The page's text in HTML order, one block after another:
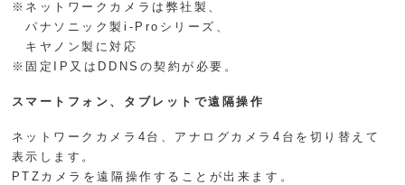
※ネットワークカメラは弊社製、
パナソニック製i-Proシリーズ、
キヤノン製に対応
※固定IP又はDDNSの契約が必要。
スマートフォン、タブレットで遠隔操作
ネットワークカメラ4台、アナログカメラ4台を切り替えて
表示します。
PTZカメラを遠隔操作することが出来ます。